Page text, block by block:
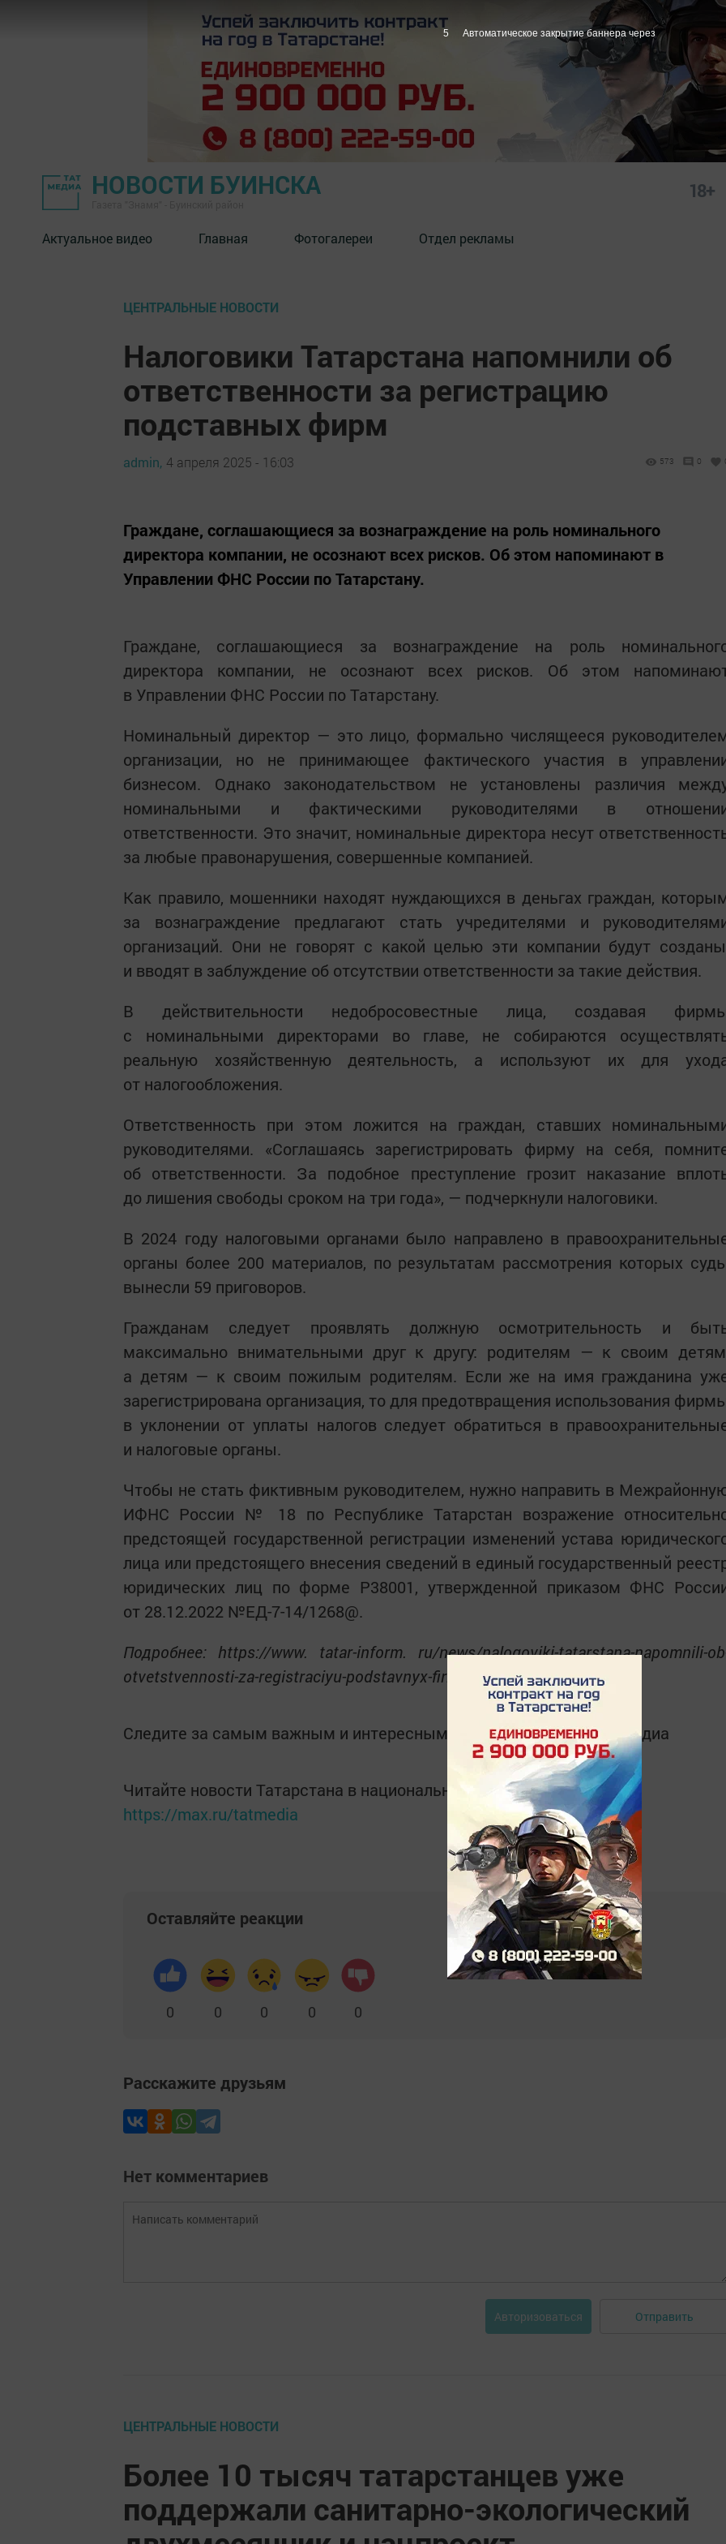
НОВОСТИ БУИНСКА 18+
Актуальное видео Главная Фотогалереи Отдел рекламы
ЦЕНТРАЛЬНЫЕ НОВОСТИ
Налоговики Татарстана напомнили об
ответственности за регистрацию
подставных фирм
admin, 4 апреля 2025 - 16:03 573 0
Граждане, соглашающиеся за вознаграждение на роль номинального
директора компании, не осознают всех рисков. Об этом напоминают в
Управлении ФНС России по Татарстану.
Граждане, соглашающиеся за вознаграждение на роль
директора компании, не осознают всех рисков. Об этом
в Управлении ФНС России по Татарстану.
Номинальный директор — это лицо, формально числящееся
организации, но не принимающее фактического участия в
бизнесом. Однако законодательством не установлены различия
номинальными и фактическими руководителями в
ответственности. Это значит, номинальные директора несут
за любые правонарушения, совершенные компанией.
Как правило, мошенники находят нуждающихся в деньгах граждан,
за вознаграждение предлагают стать учредителями и
организаций. Они не говорят с какой целью эти компании будут
и вводят в заблуждение об отсутствии ответственности за такие действия.
В действительности недобросовестные лица, создавая
с номинальными директорами во главе, не собираются
реальную хозяйственную деятельность, а используют их для
от налогообложения.
Ответственность при этом ложится на граждан, ставших
руководителями. «Соглашаясь зарегистрировать фирму на себя,
об ответственности. За подобное преступление грозит наказание
до лишения свободы сроком на три года», — подчеркнули налоговики.
В 2024 году налоговыми органами было направлено в
органы более 200 материалов, по результатам рассмотрения которых
вынесли 59 приговоров.
Гражданам следует проявлять должную осмотрительность и
максимально внимательными друг к другу: родителям — к своим
а детям — к своим пожилым родителям. Если же на имя гражданина
зарегистрирована организация, то для предотвращения использования
в уклонении от уплаты налогов следует обратиться в
и налоговые органы.
Чтобы не стать фиктивным руководителем, нужно направить в
ИФНС России № 18 по Республике Татарстан возражение
предстоящей государственной регистрации изменений устава
лица или предстоящего внесения сведений в единый государственный
юридических лиц по форме Р38001, утвержденной приказом ФНС
от 28.12.2022 №ЕД-7-14/1268@.
Подробнее: https://www. tatar-inform. ru/news/nalogoviki-tatarstana-napomnili-
otvetstvennosti-za-registraciyu-podstavnyx-firm-5979330
Следите за самым важным и интересным в Telegram-каналеТатмедиа
Читайте новости Татарстана в национальном мессенджере MАХ:
https://max.ru/tatmedia
Оставляйте реакции
0 0 0 0 0
Расскажите друзьям
Нет комментариев
Авторизоваться Отправить
ЦЕНТРАЛЬНЫЕ НОВОСТИ
Более 10 тысяч татарстанцев уже
поддержали санитарно-экологический
4 Автоматическое закрытие баннера через